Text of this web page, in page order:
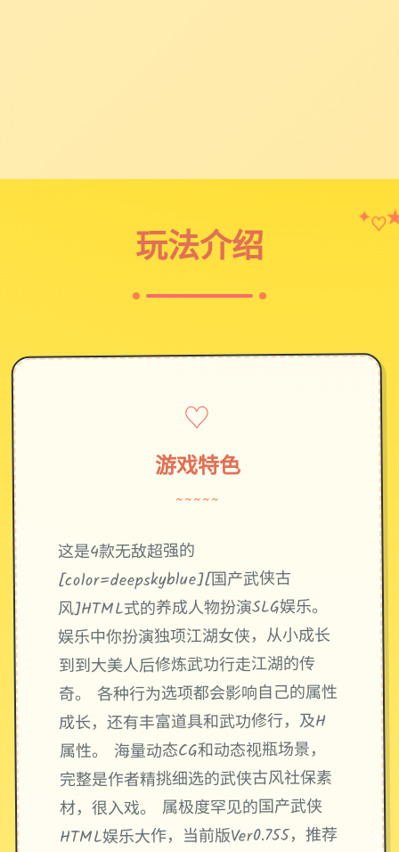
玩法介绍
✦♡
♡
游戏特色
~~~~~
这是4款无敌超强的
[color=deepskyblue][国产武侠古
风]HTML式的养成人物扮演SLG娱乐。
娱乐中你扮演独项江湖女侠，从小成长
到到大美人后修炼武功行走江湖的传
奇。 各种行为选项都会影响自己的属性
成长，还有丰富道具和武功修行，及H
属性。 海量动态CG和动态视瓶场景，
完整是作者精挑细选的武侠古风社保素
材，很入戏。 属极度罕见的国产武侠
HTML娱乐大作，当前版Ver0.755，推荐